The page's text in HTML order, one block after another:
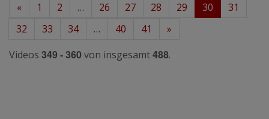
« 1 2 … 26 27 28 29 30
31
32
33 34 … 40 41
»
Videos 349 - 360 von insgesamt488.